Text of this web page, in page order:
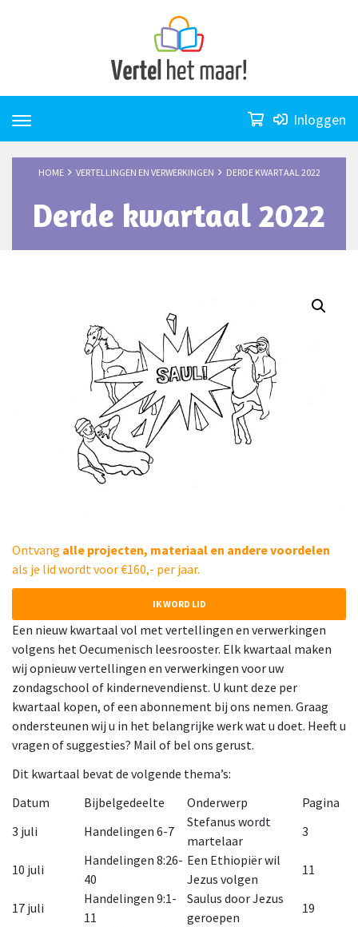
Inloggen
HOME VERTELLINGEN EN VERWERKINGEN DERDE KWARTAAL 2022
Derde kwartaal 2022
Een nieuw kwartaal vol met vertellingen en verwerkingen
volgens het Oecumenisch leesrooster. Elk kwartaal maken
wij opnieuw vertellingen en verwerkingen voor uw
zondagschool of kindernevendienst. U kunt deze per
kwartaal kopen, of een abonnement bij ons nemen. Graag
ondersteunen wij u in het belangrijke werk wat u doet. Heeft u
vragen of suggesties? Mail of bel ons gerust.
Dit kwartaal bevat de volgende thema’s:
Datum
Bijbelgedeelte Onderwerp
Pagina
3 juli
Handelingen 6-7
Stefanus wordt
martelaar
3
10 juli
Handelingen 8:26-
40
Een Ethiopiër wil
Jezus volgen
11
17 juli
Handelingen 9:1-
11
Saulus door Jezus
geroepen
19
Ontvang alle projecten, materiaal en andere voordelen
als je lid wordt voor €160,- per jaar.
IK WORD LID